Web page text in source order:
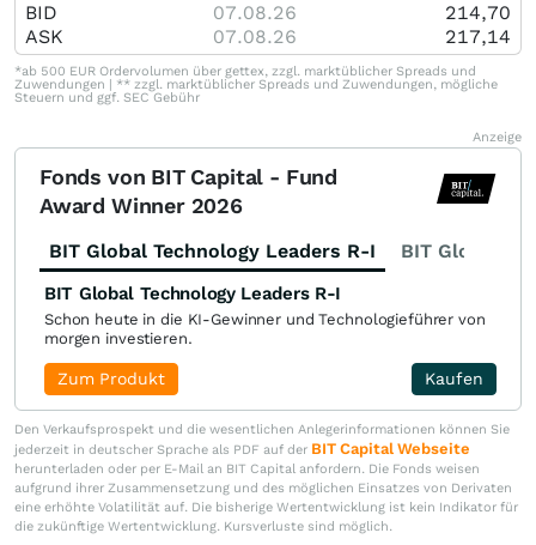
BID 07.08.26
214,70
ASK
07.08.26 217,14
*ab 500 EUR Ordervolumen über gettex, zzgl. marktüblicher Spreads und
Zuwendungen | ** zzgl. marktüblicher Spreads und Zuwendungen, mögliche
Steuern und ggf. SEC Gebühr
Anzeige
Fonds von BIT Capital - Fund
Award Winner 2026
BIT Global Technology Leaders R-I BIT Global
BIT Global Technology Leaders R-I
Schon heute in die KI-Gewinner und Technologieführer von
morgen investieren.
Kaufen
Zum Produkt
Den Verkaufsprospekt und die wesentlichen Anlegerinformationen können Sie
jederzeit in deutscher Sprache als PDF auf der BIT Capital Webseite
herunterladen oder per E-Mail an BIT Capital anfordern. Die Fonds weisen
aufgrund ihrer Zusammensetzung und des möglichen Einsatzes von Derivaten
eine erhöhte Volatilität auf. Die bisherige Wertentwicklung ist kein Indikator für
die zukünftige Wertentwicklung. Kursverluste sind möglich.